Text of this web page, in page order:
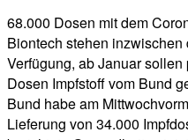
68.000 Dosen mit dem
Biontech stehen
Verfügung, ab Januar
Dosen Impfstoff vom Bund
Bund habe am
Lieferung von 34.000